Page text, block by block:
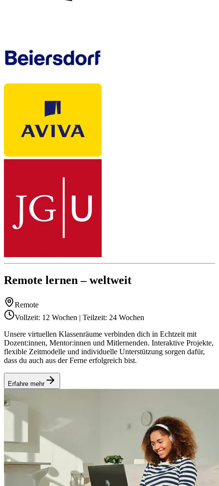
Remote lernen – weltweit
Remote
Vollzeit: 12 Wochen | Teilzeit: 24 Wochen
Unsere virtuellen Klassenräume verbinden dich in Echtzeit mit
Dozent:innen, Mentor:innen und Mitlernenden. Interaktive Projekte,
flexible Zeitmodelle und individuelle Unterstützung sorgen dafür,
dass du auch aus der Ferne erfolgreich bist.
Erfahre mehr